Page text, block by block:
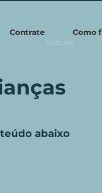
Contrate Como
abaixo
Contrate